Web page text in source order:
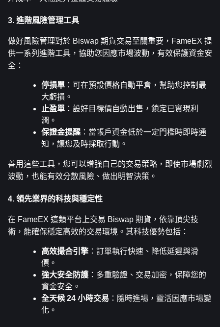
3. 進階風險管理工具
做好風險管理對於 Biswap 期貨交易至關重要，FameEX 提
供一系列進階工具，協助您因應市場波動，有效保護資金安
全：
停損單 ：可在預設價格自動平倉，幫助您控制最
大虧損。
止盈單 ：設好目標價自動出售，鎖定已實現利
潤。
保證金提醒 ：當帳戶資金低於一定門檻時即時通
知，讓您及時採取行動。
善用這些工具，您可以增強自己的交易策略，即使市場劇烈
波動，也能有效分散風險、做出明智決策。
4. 領先業界的科技與穩定性
在 FameEX 這類平台上交易 Biswap 期貨，依靠頂尖技
術，能確保穩定高效的交易環境。其科技優勢包括：
高效撮合引擎 ：訂單執行快速、降低延遲與滑
價。
強大安全防護 ：多重驗證、交易加密，保障您的
資金安全。
全天候 24 小時交易 ：隨時進場，靈活因應市場變
化。